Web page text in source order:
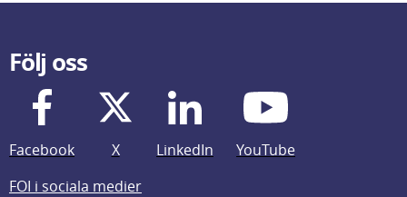
Följ oss
Facebook X LinkedIn
YouTube
FOI i sociala medier